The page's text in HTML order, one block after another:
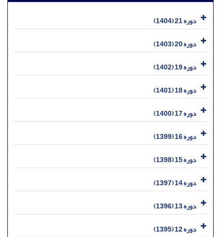
دوره 21 (1404)
دوره 20 (1403)
دوره 19 (1402)
دوره 18 (1401)
دوره 17 (1400)
دوره 16 (1399)
دوره 15 (1398)
دوره 14 (1397)
دوره 13 (1396)
دوره 12 (1395)